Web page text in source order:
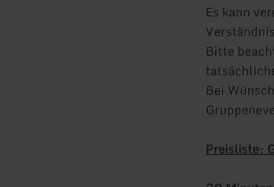
Es kann
Bitte
Bei
Preisliste: